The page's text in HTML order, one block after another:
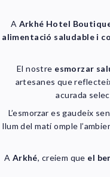
A Arkhé Hotel
alimentació saludable i
El nostre esmorzar
artesanes que
acurada
L’esmorzar es gaudeix
llum del matí omple
A Arkhé, creiem que el